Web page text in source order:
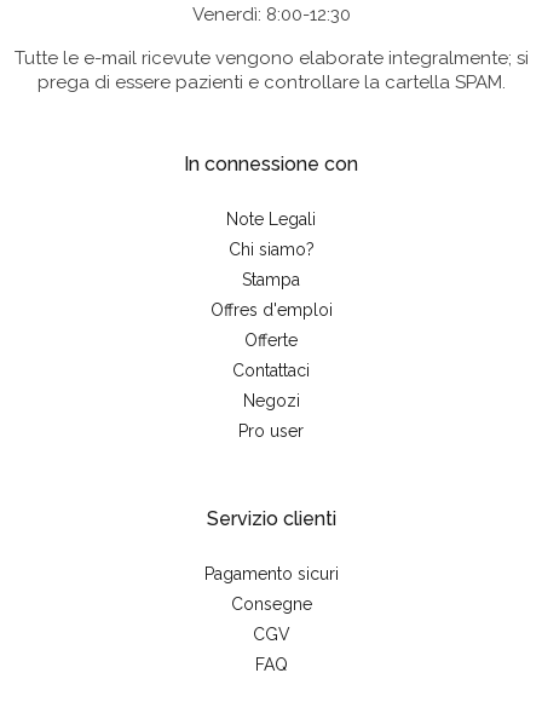
Venerdì: 8:00-12:30
Tutte le e-mail ricevute vengono elaborate integralmente; si
prega di essere pazienti e controllare la cartella SPAM.
In connessione con
Note Legali
Chi siamo?
Stampa
Offres d'emploi
Offerte
Contattaci
Negozi
Pro user
Servizio clienti
Pagamento sicuri
Consegne
CGV
FAQ